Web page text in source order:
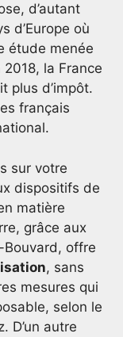
d’autant
d’Europe où
étude menée
2018, la France
plus d’impôt.
français
sur votre
dispositifs de
matière
grâce aux
offre
, sans
mesures qui
selon le
D’un autre